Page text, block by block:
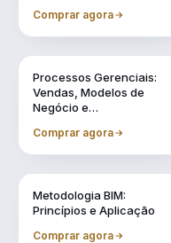
Comprar agora
Processos Gerenciais:
Vendas, Modelos de
Negócio e
Comprar agora
Metodologia BIM:
Princípios e Aplicação
Comprar agora